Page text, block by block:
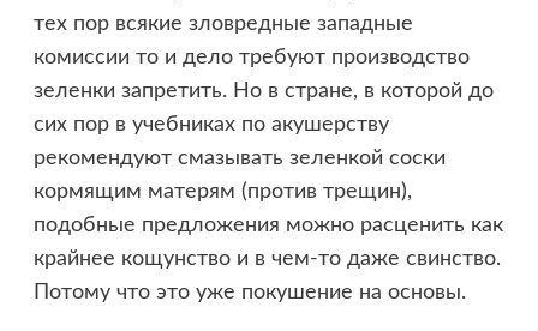
тех пор всякие зловредные западные
комиссии то и дело требуют производство
зеленки запретить. Но в стране, в которой до
сих пор в учебниках по акушерству
рекомендуют смазывать зеленкой соски
кормящим матерям (против трещин),
подобные предложения можно расценить как
крайнее кощунство и в чем-то даже свинство.
Потому что это уже покушение на основы.